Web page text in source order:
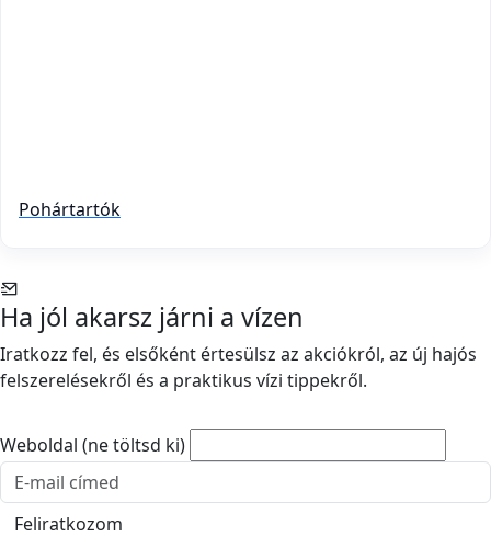
Pohártartók
Ha jól akarsz járni a vízen
Iratkozz fel, és elsőként értesülsz az akciókról, az új hajós
felszerelésekről és a praktikus vízi tippekről.
Weboldal (ne töltsd ki)
E-mail cím
Feliratkozom